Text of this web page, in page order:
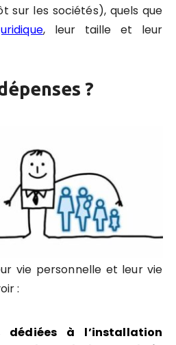
sur les sociétés), quels que
, leur taille et leur
?
vie personnelle et leur vie
:
dédiées à l’installation